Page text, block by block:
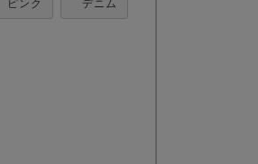
ピンク
デニム